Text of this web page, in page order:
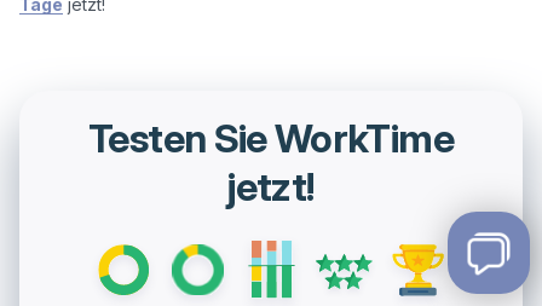
Testen Sie WorkTime
jetzt!